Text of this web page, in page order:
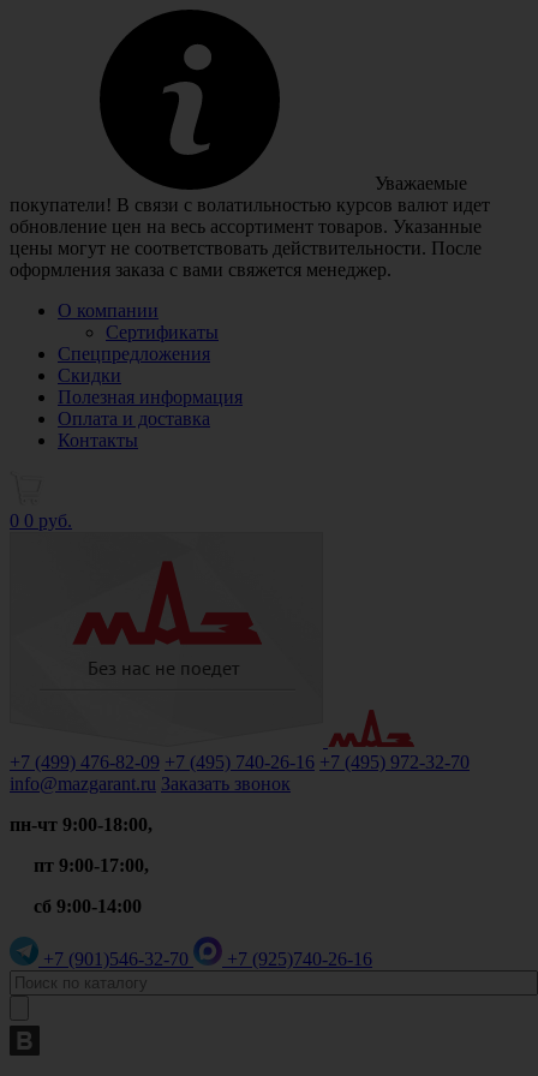
Уважаемые
покупатели! В связи с волатильностью курсов валют идет
обновление цен на весь ассортимент товаров. Указанные
цены могут не соответствовать действительности. После
оформления заказа с вами свяжется менеджер.
О компании
Сертификаты
Спецпредложения
Скидки
Полезная информация
Оплата и доставка
Контакты
0 0 руб.
+7 (499) 476-82-09 +7 (495) 740-26-16 +7 (495) 972-32-70
info@mazgarant.ru Заказать звонок
пн-чт 9:00-18:00,
пт 9:00-17:00,
сб 9:00-14:00
+7 (901)546-32-70 +7 (925)740-26-16